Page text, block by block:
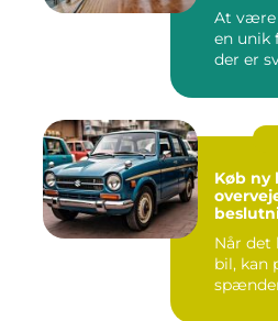
At være
en unik
der er
Køb ny
Når
bil, kan